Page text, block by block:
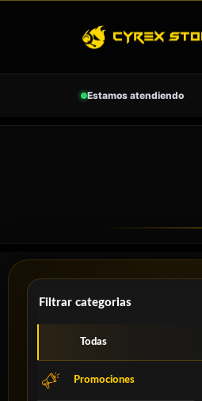
Estamos atendiendo
Filtrar categorias
Todas
Promociones